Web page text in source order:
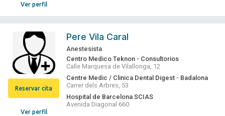
Ver perfil
Ver perfil
Reservar cita
Pere Vila Caral
Anestesista
Centro Medico Teknon - Consultorios
Calle Marquesa de Vilallonga, 12
Centre Medic / Clinica Dental Digest - Badalona
Carrer dels Arbres, 53
Hospital de Barcelona SCIAS
Avenida Diagonal 660